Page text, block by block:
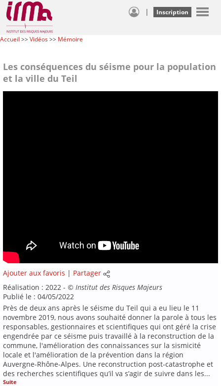
| Inscription
Accueil >>Vidéos>> Mémoire
Les conséquences du séisme pour la population
et la ville du Teil
Ajouter aux favoris | Partager
Réalisation : 2022 - © Institut des Risques Majeurs
Publié le : 04/05/2022
Près de deux ans après le séisme du Teil qui a eu lieu le 11
novembre 2019, nous avons souhaité donner la parole à tous les
responsables, gestionnaires et scientifiques qui ont géré la crise
engendrée par ce séisme puis travaillé à la reconstruction de la
commune, l'amélioration des connaissances sur la sismicité
locale et l'amélioration de la prévention dans la région
Auvergne-Rhône-Alpes. Une reconstruction post-catastrophe et
des recherches scientifiques qu’il va s’agir de suivre dans les...
Suite